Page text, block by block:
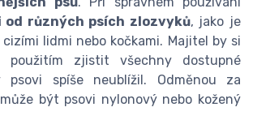
od různých psích zlozvyků, jako je
lidmi nebo kočkami. Majitel by si
použitím zjistit všechny dostupné
psovi spíše neublížil. Odměnou za
být psovi nylonový nebo kožený